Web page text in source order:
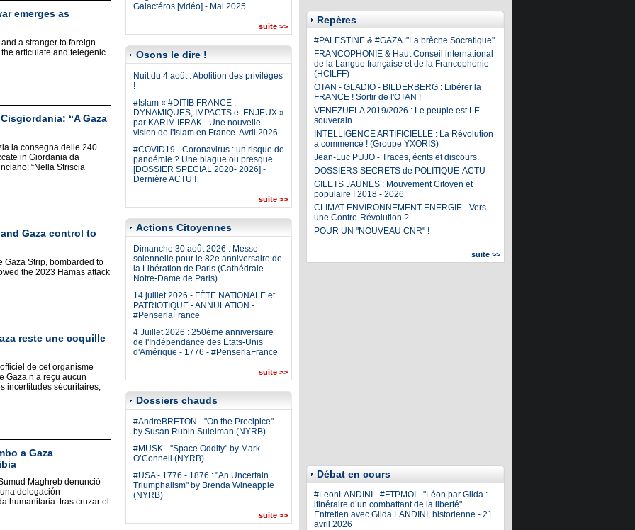
emerges as
a stranger to foreign-
articulate and telegenic
“A Gaza
la consegna delle 240
in Giordania da
“Nella Striscia
Gaza control to
Gaza Strip, bombarded to
the 2023 Hamas attack
reste une coquille
de cet organisme
Gaza n’a reçu aucun
incertitudes sécuritaires,
a Gaza
Maghreb denunció
delegación
humanitaria. tras cruzar el
Galactéros [vidéo] - Mai 2025
suite >>
Osons le dire !
Nuit du 4 août : Abolition des privilèges
!
#Islam « #DITIB FRANCE :
DYNAMIQUES, IMPACTS et ENJEUX »
par KARIM IFRAK - Une nouvelle
vision de l'Islam en France. Avril 2026
#COVID19 - Coronavirus : un risque de
pandémie ? Une blague ou presque
[DOSSIER SPECIAL 2020- 2026] -
Dernière ACTU !
suite >>
Actions Citoyennes
Dimanche 30 août 2026 : Messe
solennelle pour le 82e anniversaire de
la Libération de Paris (Cathédrale
Notre-Dame de Paris)
14 juillet 2026 - FÊTE NATIONALE et
PATRIOTIQUE - ANNULATION -
#PenserlaFrance
4 Juillet 2026 : 250ème anniversaire
de l'Indépendance des Etats-Unis
d'Amérique - 1776 - #PenserlaFrance
suite >>
Dossiers chauds
#AndreBRETON - "On the Precipice"
by Susan Rubin Suleiman (NYRB)
#MUSK - "Space Oddity" by Mark
O’Connell (NYRB)
#USA - 1776 - 1876 : "An Uncertain
Triumphalism" by Brenda Wineapple
(NYRB)
suite >>
Repères
#PALESTINE & #GAZA :"La brèche Socratique"
FRANCOPHONIE & Haut Conseil international
de la Langue française et de la Francophonie
(HCILFF)
OTAN - GLADIO - BILDERBERG : Libérer la
FRANCE ! Sortir de l'OTAN !
VENEZUELA 2019/2026 : Le peuple est LE
souverain.
INTELLIGENCE ARTIFICIELLE : La Révolution
a commencé ! (Groupe YXORIS)
Jean-Luc PUJO - Traces, écrits et discours.
DOSSIERS SECRETS de POLITIQUE-ACTU
GILETS JAUNES : Mouvement Citoyen et
populaire ! 2018 - 2026
CLIMAT ENVIRONNEMENT ENERGIE - Vers
une Contre-Révolution ?
POUR UN "NOUVEAU CNR" !
suite >>
Débat en cours
#LeonLANDINI - #FTPMOI - "Léon par Gilda :
itinéraire d’un combattant de la liberté"
Entretien avec Gilda LANDINI, historienne - 21
avril 2026